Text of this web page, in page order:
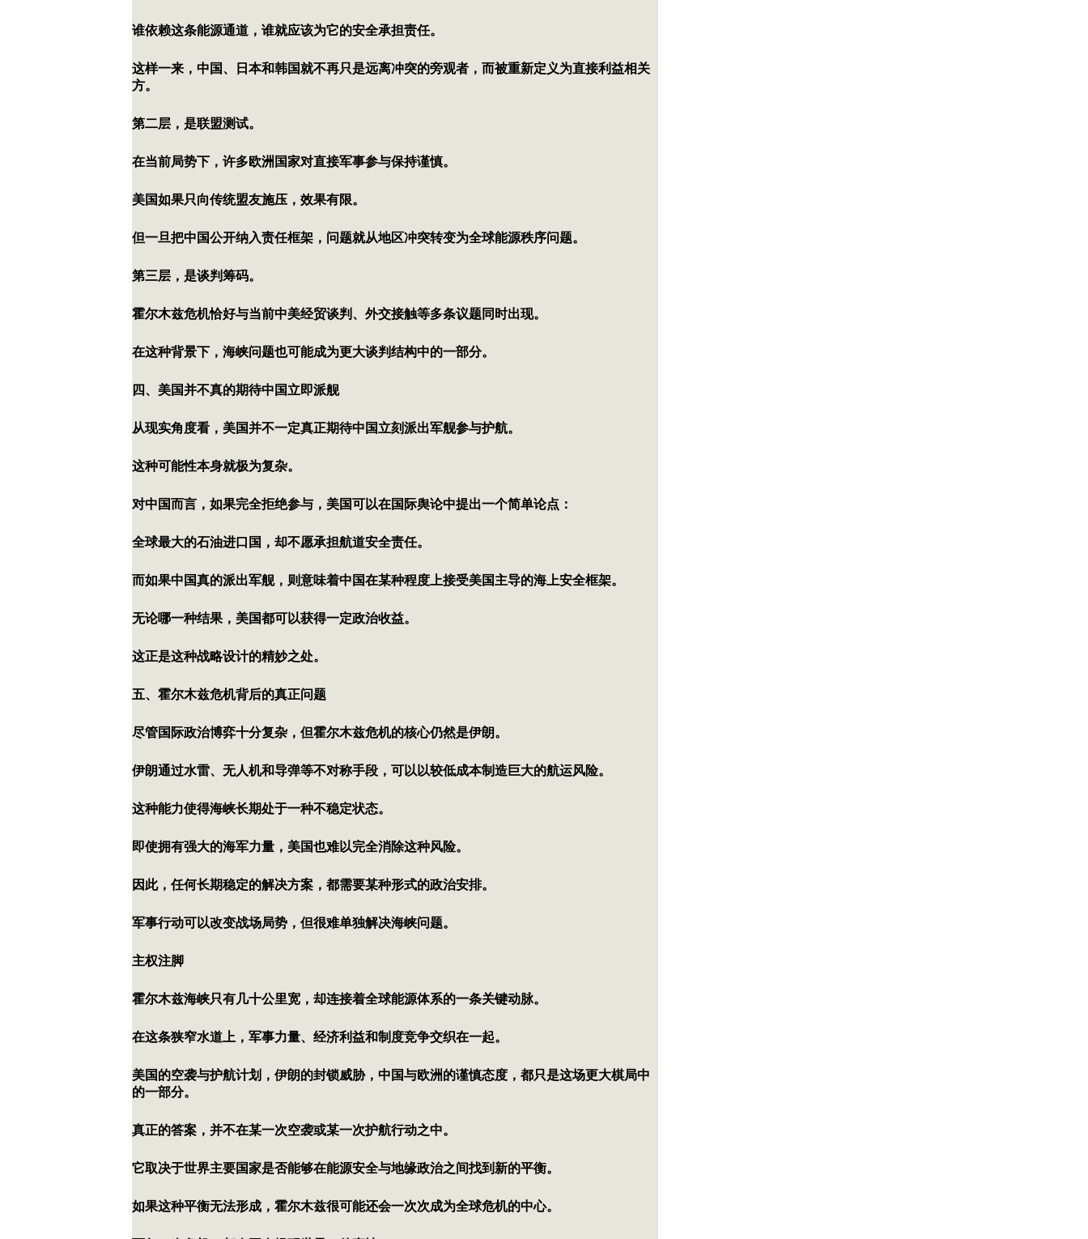
谁依赖这条能源通道，谁就应该为它的安全承担责任。
这样一来，中国、日本和韩国就不再只是远离冲突的旁观者，而被重新定义为直接利益相关
方。
第二层，是联盟测试。
在当前局势下，许多欧洲国家对直接军事参与保持谨慎。
美国如果只向传统盟友施压，效果有限。
但一旦把中国公开纳入责任框架，问题就从地区冲突转变为全球能源秩序问题。
第三层，是谈判筹码。
霍尔木兹危机恰好与当前中美经贸谈判、外交接触等多条议题同时出现。
在这种背景下，海峡问题也可能成为更大谈判结构中的一部分。
四、美国并不真的期待中国立即派舰
从现实角度看，美国并不一定真正期待中国立刻派出军舰参与护航。
这种可能性本身就极为复杂。
对中国而言，如果完全拒绝参与，美国可以在国际舆论中提出一个简单论点：
全球最大的石油进口国，却不愿承担航道安全责任。
而如果中国真的派出军舰，则意味着中国在某种程度上接受美国主导的海上安全框架。
无论哪一种结果，美国都可以获得一定政治收益。
这正是这种战略设计的精妙之处。
五、霍尔木兹危机背后的真正问题
尽管国际政治博弈十分复杂，但霍尔木兹危机的核心仍然是伊朗。
伊朗通过水雷、无人机和导弹等不对称手段，可以以较低成本制造巨大的航运风险。
这种能力使得海峡长期处于一种不稳定状态。
即使拥有强大的海军力量，美国也难以完全消除这种风险。
因此，任何长期稳定的解决方案，都需要某种形式的政治安排。
军事行动可以改变战场局势，但很难单独解决海峡问题。
主权注脚
霍尔木兹海峡只有几十公里宽，却连接着全球能源体系的一条关键动脉。
在这条狭窄水道上，军事力量、经济利益和制度竞争交织在一起。
美国的空袭与护航计划，伊朗的封锁威胁，中国与欧洲的谨慎态度，都只是这场更大棋局中
的一部分。
真正的答案，并不在某一次空袭或某一次护航行动之中。
它取决于世界主要国家是否能够在能源安全与地缘政治之间找到新的平衡。
如果这种平衡无法形成，霍尔木兹很可能还会一次次成为全球危机的中心。